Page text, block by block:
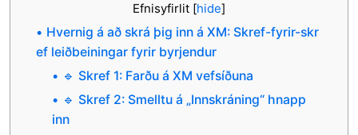
Efnisyfirlit [hide]
Hvernig á að skrá þig inn á XM: Skref-fyrir-skr
ef leiðbeiningar fyrir byrjendur
🔹 Skref 1: Farðu á XM vefsíðuna
🔹 Skref 2: Smelltu á „Innskráning“ hnapp
inn